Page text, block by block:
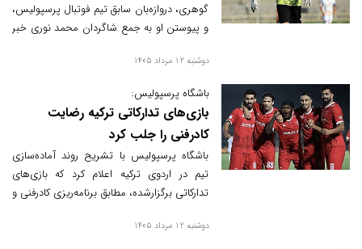
گوهری، دروازه‌بان سابق تیم فوتبال پرسپولیس،
و پیوستن او به جمع شاگردان محمد نوری خبر
دوشنبه 12 مرداد 1405
باشگاه پرسپولیس:
بازی‌های تدارکاتی ترکیه رضایت
کادرفنی را جلب کرد
باشگاه پرسپولیس با تشریح روند آماده‌سازی
تیم در اردوی ترکیه اعلام کرد که بازی‌های
تدارکاتی برگزارشده، مطابق برنامه‌ریزی کادرفنی و
دوشنبه 12 مرداد 1405